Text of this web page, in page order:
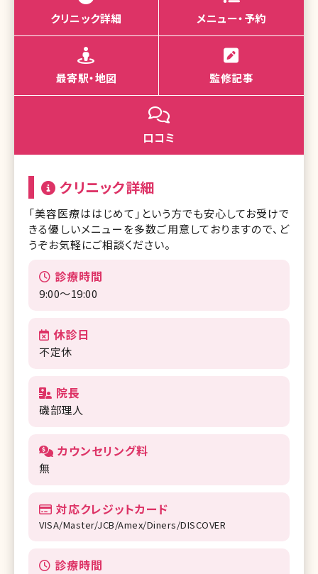
クリニック詳細 メニュー・予約
最寄駅・地図 監修記事
口コミ
クリニック詳細
「美容医療ははじめて」という方でも安心してお受けで
きる優しいメニューを多数ご用意しておりますので、ど
うぞお気軽にご相談ください。
診療時間
9:00～19:00
休診日
不定休
院長
磯部理人
カウンセリング料
無
対応クレジットカード
VISA/Master/JCB/Amex/Diners/DISCOVER
診療時間